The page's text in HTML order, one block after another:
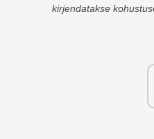
kirjendatakse